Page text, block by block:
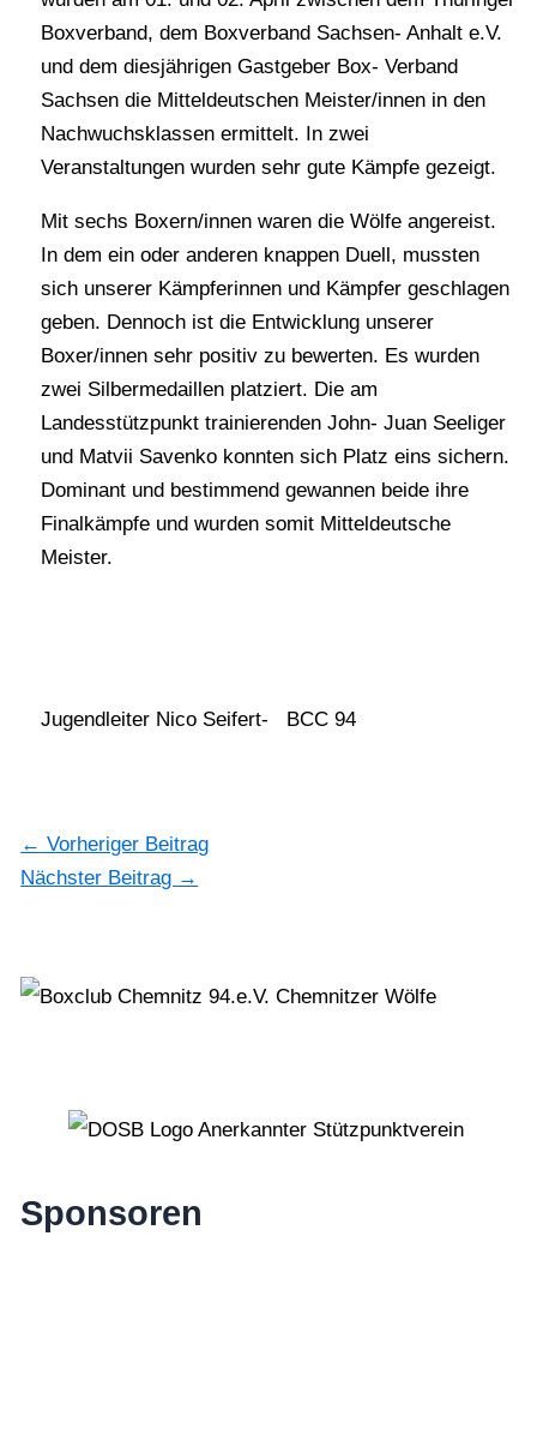
Sponsoren
Boxverband, dem Boxverband Sachsen- Anhalt e.V.
und dem diesjährigen Gastgeber Box- Verband
Sachsen die Mitteldeutschen Meister/innen in den
Nachwuchsklassen ermittelt. In zwei
Veranstaltungen wurden sehr gute Kämpfe gezeigt.
Mit sechs Boxern/innen waren die Wölfe angereist.
In dem ein oder anderen knappen Duell, mussten
sich unserer Kämpferinnen und Kämpfer geschlagen
geben. Dennoch ist die Entwicklung unserer
Boxer/innen sehr positiv zu bewerten. Es wurden
zwei Silbermedaillen platziert. Die am
Landesstützpunkt trainierenden John- Juan Seeliger
und Matvii Savenko konnten sich Platz eins sichern.
Dominant und bestimmend gewannen beide ihre
Finalkämpfe und wurden somit Mitteldeutsche
Meister.
Jugendleiter Nico Seifert- BCC 94
← Vorheriger Beitrag
Nächster Beitrag →